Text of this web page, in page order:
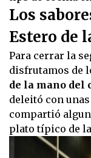
Los
Estero de
Para cerrar la
disfrutamos de
de la mano del
deleitó con
compartió
plato típico de